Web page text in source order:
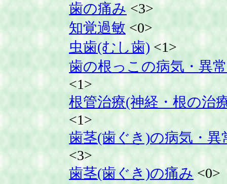
歯の痛み <3>
知覚過敏 <0>
虫歯(むし歯) <1>
歯の根っこの病気・異常
<1>
根管治療(神経・根の治
<1>
歯茎(歯ぐき)の病気・異
<3>
歯茎(歯ぐき)の痛み <0>